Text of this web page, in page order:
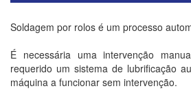
Soldagem por rolos é um processo
É necessária uma intervenção
requerido um sistema de lubrificação
máquina a funcionar sem intervenção.